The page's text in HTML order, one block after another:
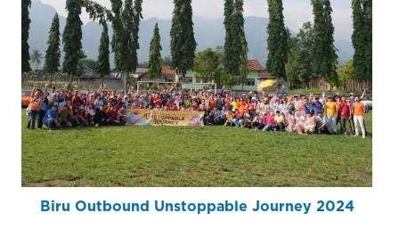
Biru Outbound Unstoppable Journey 2024